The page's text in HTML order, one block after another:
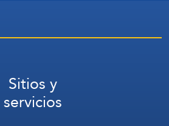
Sitios y
servicios